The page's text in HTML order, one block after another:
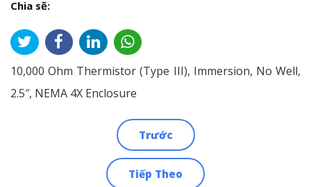
Chia sẽ:
10,000 Ohm Thermistor (Type III), Immersion, No Well,
2.5″, NEMA 4X Enclosure
Trước
Tiếp Theo